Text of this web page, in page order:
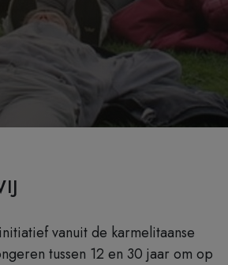
vanuit de karmelitaanse
tussen 12 en 30 jaar om op